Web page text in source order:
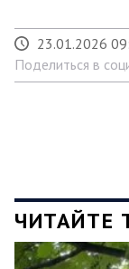
23.01.2026
Поделиться в
ЧИТАЙТЕ